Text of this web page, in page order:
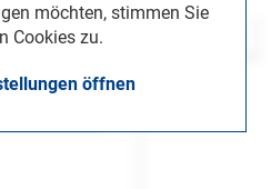
möchten, stimmen Sie
Cookies zu.
öffnen